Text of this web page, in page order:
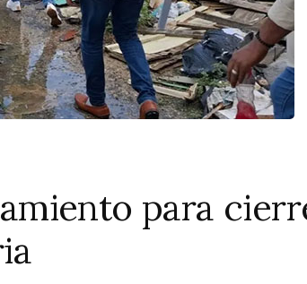
para